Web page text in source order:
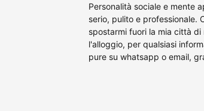
Personalità sociale e mente
serio, pulito e professionale.
spostarmi fuori la mia città
l'alloggio, per qualsiasi
pure su whatsapp o email,